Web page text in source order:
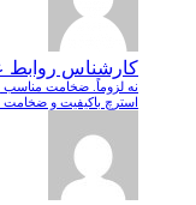
کارشناس روابط
نه لزوماً. ضخامت مناسب
استرچ باکیفیت و ضخامت